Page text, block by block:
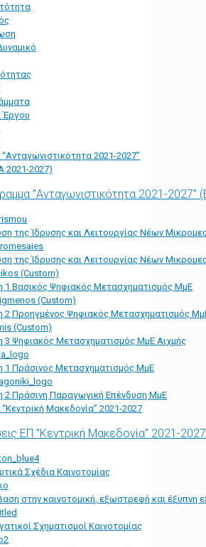
Έργου
2021-2027”
2027)
"Ανταγωνιστικότητα 2021-
της Ίδρυσης και Λειτουργίας Νέων
της Ίδρυσης και Λειτουργίας Νέων
1 Βασικός Ψηφιακός Μετασχηματισμός ΜμΕ
2 Προηγμένος Ψηφιακός Μετασχηματισμός
3 Ψηφιακός Μετασχηματισμός ΜμΕ Αιχμής
1 Πράσινος Μετασχηματισμός ΜμΕ
2 Πράσινη Παραγωγική Επένδυση ΜμΕ
Μακεδονία” 2021-2027
ΕΠ "Κεντρική Μακεδονία" 2021-2027
Σχέδια Καινοτομίας
στην καινοτομική, εξωστρεφή και έξυπνη
Σχηματισμοί Καινοτομίας